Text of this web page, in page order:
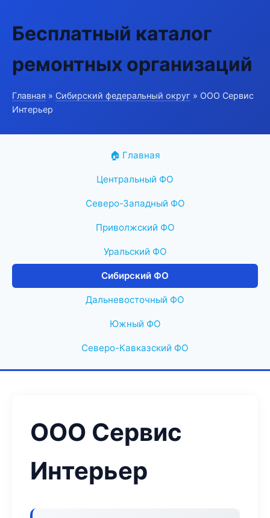
Бесплатный каталог
ремонтных организаций
Главная » Сибирский федеральный округ » ООО Сервис
Интерьер
🏠 Главная
Центральный ФО
Северо-Западный ФО
Приволжский ФО
Уральский ФО
Сибирский ФО
Дальневосточный ФО
Южный ФО
Северо-Кавказский ФО
ООО Сервис
Интерьер